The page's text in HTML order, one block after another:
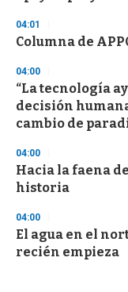
04:01
Columna de
04:00
“La tecnología
decisión
cambio de
04:00
Hacia la faena
historia
04:00
El agua en el
recién empieza